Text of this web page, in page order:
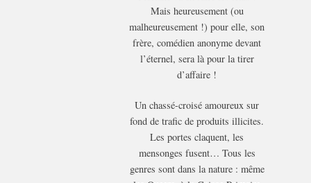
Mais heureusement (ou
malheureusement !) pour elle, son
frère, comédien anonyme devant
l’éternel, sera là pour la tirer
d’affaire !
Un chassé-croisé amoureux sur
fond de trafic de produits illicites.
Les portes claquent, les
mensonges fusent… Tous les
genres sont dans la nature : même